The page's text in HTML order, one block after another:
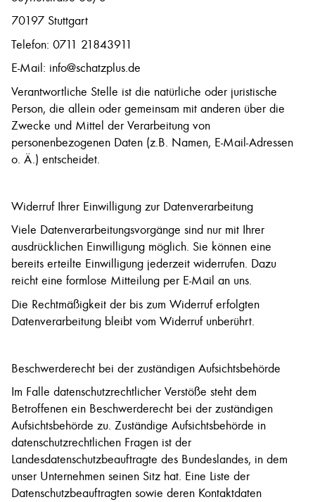
70197 Stuttgart
Telefon: 0711 21843911
E-Mail: info@schatzplus.de
Verantwortliche Stelle ist die natürliche oder juristische
Person, die allein oder gemeinsam mit anderen über die
Zwecke und Mittel der Verarbeitung von
personenbezogenen Daten (z.B. Namen, E-Mail-Adressen
o. Ä.) entscheidet.
Widerruf Ihrer Einwilligung zur Datenverarbeitung
Viele Datenverarbeitungsvorgänge sind nur mit Ihrer
ausdrücklichen Einwilligung möglich. Sie können eine
bereits erteilte Einwilligung jederzeit widerrufen. Dazu
reicht eine formlose Mitteilung per E-Mail an uns.
Die Rechtmäßigkeit der bis zum Widerruf erfolgten
Datenverarbeitung bleibt vom Widerruf unberührt.
Beschwerderecht bei der zuständigen Aufsichtsbehörde
Im Falle datenschutzrechtlicher Verstöße steht dem
Betroffenen ein Beschwerderecht bei der zuständigen
Aufsichtsbehörde zu. Zuständige Aufsichtsbehörde in
datenschutzrechtlichen Fragen ist der
Landesdatenschutzbeauftragte des Bundeslandes, in dem
unser Unternehmen seinen Sitz hat. Eine Liste der
Datenschutzbeauftragten sowie deren Kontaktdaten